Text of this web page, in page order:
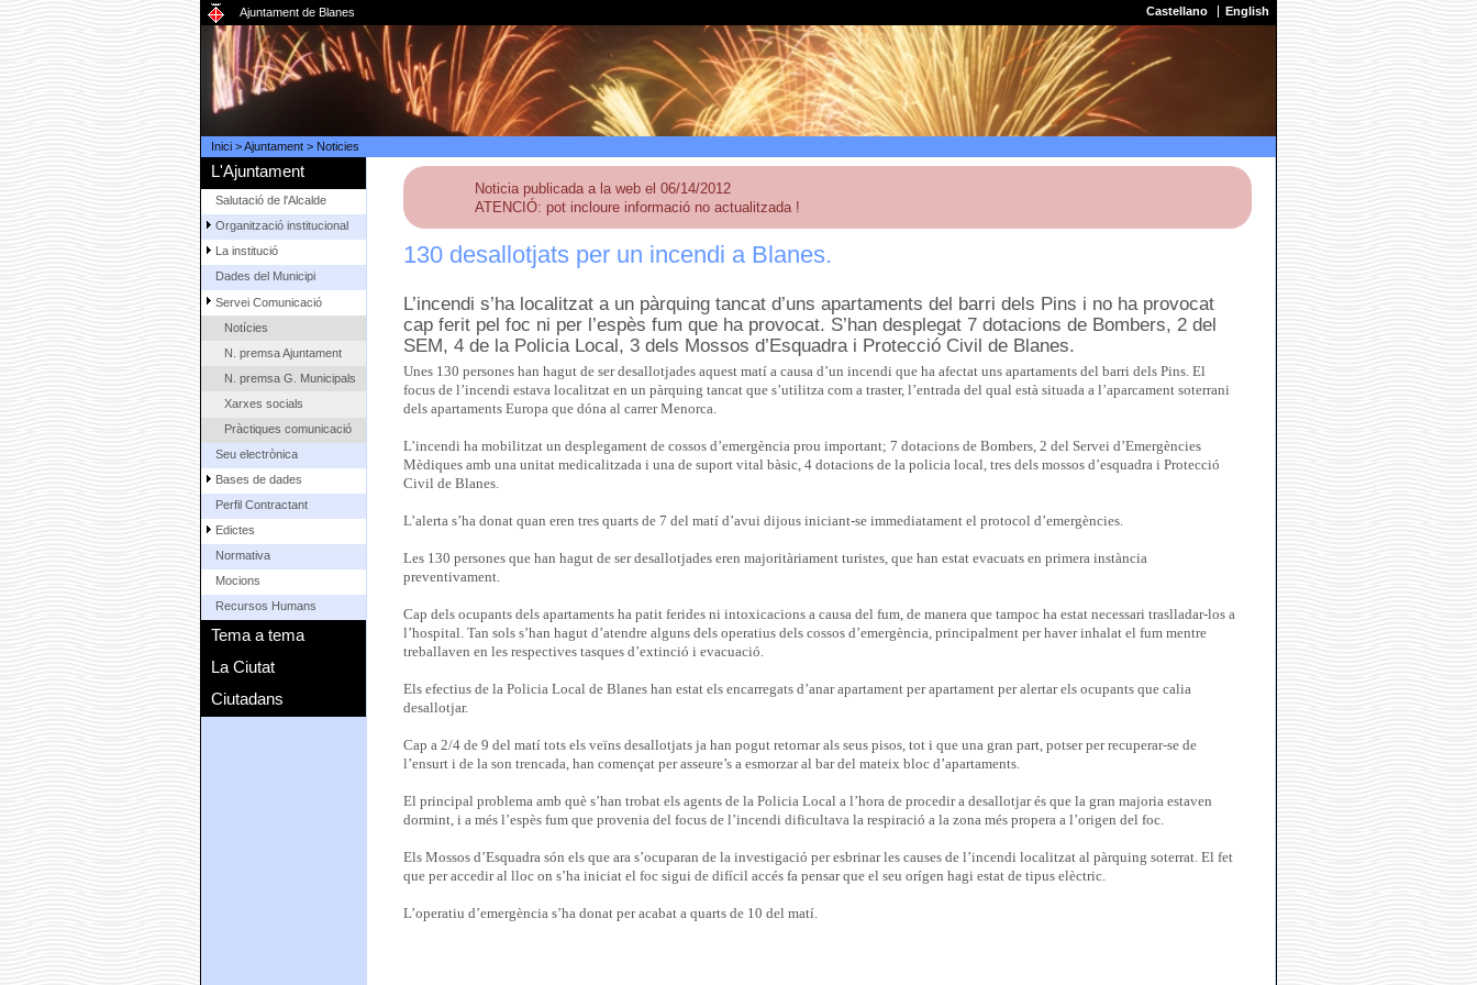
Ajuntament de Blanes Castellano English
Inici>Ajuntament> Noticies
L'Ajuntament
Salutació de l'Alcalde
Organització institucional
La institució
Dades del Municipi
Servei Comunicació
Notícies
N. premsa Ajuntament
N. premsa G. Municipals
Xarxes socials
Pràctiques comunicació
Seu electrònica
Bases de dades
Perfil Contractant
Edictes
Normativa
Mocions
Recursos Humans
Tema a tema
La Ciutat
Ciutadans
Noticia publicada a la web el 06/14/2012
ATENCIÓ: pot incloure informació no actualitzada !
130 desallotjats per un incendi a Blanes.
L’incendi s’ha localitzat a un pàrquing tancat d’uns apartaments del barri dels Pins i no ha provocat
cap ferit pel foc ni per l’espès fum que ha provocat. S’han desplegat 7 dotacions de Bombers, 2 del
SEM, 4 de la Policia Local, 3 dels Mossos d’Esquadra i Protecció Civil de Blanes.
Unes 130 persones han hagut de ser desallotjades aquest matí a causa d’un incendi que ha afectat uns apartaments del barri dels Pins. El
focus de l’incendi estava localitzat en un pàrquing tancat que s’utilitza com a traster, l’entrada del qual està situada a l’aparcament soterrani
dels apartaments Europa que dóna al carrer Menorca.
L’incendi ha mobilitzat un desplegament de cossos d’emergència prou important; 7 dotacions de Bombers, 2 del Servei d’Emergències
Mèdiques amb una unitat medicalitzada i una de suport vital bàsic, 4 dotacions de la policia local, tres dels mossos d’esquadra i Protecció
Civil de Blanes.
L’alerta s’ha donat quan eren tres quarts de 7 del matí d’avui dijous iniciant-se immediatament el protocol d’emergències.
Les 130 persones que han hagut de ser desallotjades eren majoritàriament turistes, que han estat evacuats en primera instància
preventivament.
Cap dels ocupants dels apartaments ha patit ferides ni intoxicacions a causa del fum, de manera que tampoc ha estat necessari traslladar-los a
l’hospital. Tan sols s’han hagut d’atendre alguns dels operatius dels cossos d’emergència, principalment per haver inhalat el fum mentre
treballaven en les respectives tasques d’extinció i evacuació.
Els efectius de la Policia Local de Blanes han estat els encarregats d’anar apartament per apartament per alertar els ocupants que calia
desallotjar.
Cap a 2/4 de 9 del matí tots els veïns desallotjats ja han pogut retornar als seus pisos, tot i que una gran part, potser per recuperar-se de
l’ensurt i de la son trencada, han començat per asseure’s a esmorzar al bar del mateix bloc d’apartaments.
El principal problema amb què s’han trobat els agents de la Policia Local a l’hora de procedir a desallotjar és que la gran majoria estaven
dormint, i a més l’espès fum que provenia del focus de l’incendi dificultava la respiració a la zona més propera a l’origen del foc.
Els Mossos d’Esquadra són els que ara s’ocuparan de la investigació per esbrinar les causes de l’incendi localitzat al pàrquing soterrat. El fet
que per accedir al lloc on s’ha iniciat el foc sigui de difícil accés fa pensar que el seu orígen hagi estat de tipus elèctric.
L’operatiu d’emergència s’ha donat per acabat a quarts de 10 del matí.